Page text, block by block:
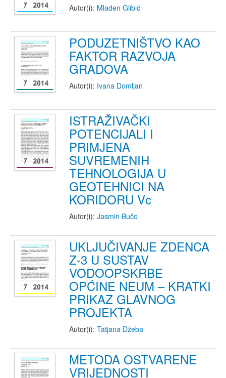
Autor(i): Mladen Glibić
PODUZETNIŠTVO KAO
FAKTOR RAZVOJA
GRADOVA
Autor(i): Ivana Domljan
ISTRAŽIVAČKI
POTENCIJALI I
PRIMJENA
SUVREMENIH
TEHNOLOGIJA U
GEOTEHNICI NA
KORIDORU Vc
Autor(i): Jasmin Bučo
UKLJUČIVANJE ZDENCA
Z-3 U SUSTAV
VODOOPSKRBE
OPĆINE NEUM – KRATKI
PRIKAZ GLAVNOG
PROJEKTA
Autor(i): Tatjana Džeba
METODA OSTVARENE
VRIJEDNOSTI